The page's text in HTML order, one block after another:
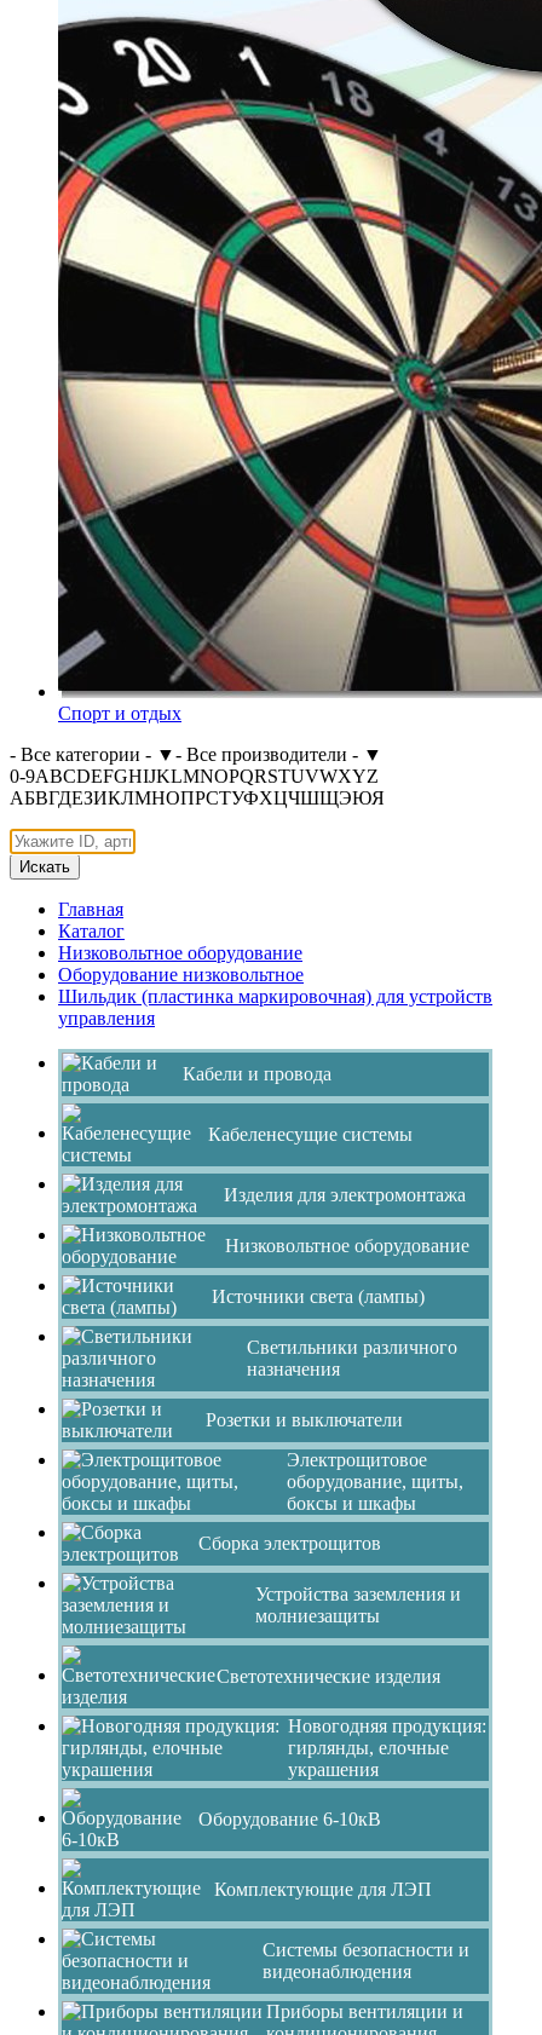
Спорт и отдых
- Все категории - ▼- Все производители - ▼
0-9ABCDEFGHIJKLMNOPQRSTUVWXYZ
АБВГДЕЗИКЛМНОПРСТУФХЦЧШЩЭЮЯ
Искать
Главная
Каталог
Низковольтное оборудование
Оборудование низковольтное
Шильдик (пластинка маркировочная) для устройств
управления
Кабели и провода
Кабеленесущие системы
Изделия для электромонтажа
Низковольтное оборудование
Источники света (лампы)
Светильники различного
назначения
Розетки и выключатели
Электрощитовое
оборудование, щиты,
боксы и шкафы
Сборка электрощитов
Устройства заземления и
молниезащиты
Светотехнические изделия
Новогодняя продукция:
гирлянды, елочные
украшения
Оборудование 6-10кВ
Комплектующие для ЛЭП
Системы безопасности и
видеонаблюдения
Приборы вентиляции и